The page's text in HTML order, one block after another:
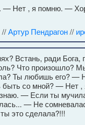
— Нет , я помню. —
//Артур Пендрагон//
Встань, ради Бога,
Что произошло?
Ты любишь его? —
со мной? — Нет ,
— Если ты
— Не
это сделала?!!!